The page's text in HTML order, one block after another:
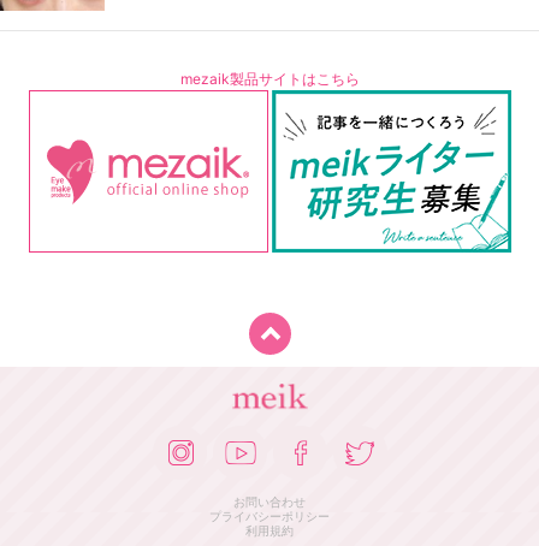
mezaik製品サイトはこちら
お問い合わせ
プライバシーポリシー
利用規約